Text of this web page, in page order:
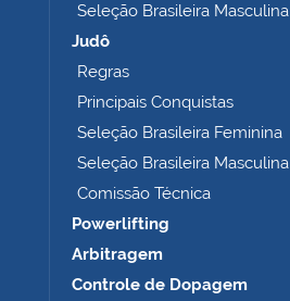
Seleção Brasileira Masculina
Judô
Regras
Principais Conquistas
Seleção Brasileira Feminina
Seleção Brasileira Masculina
Comissão Técnica
Powerlifting
Arbitragem
Controle de Dopagem